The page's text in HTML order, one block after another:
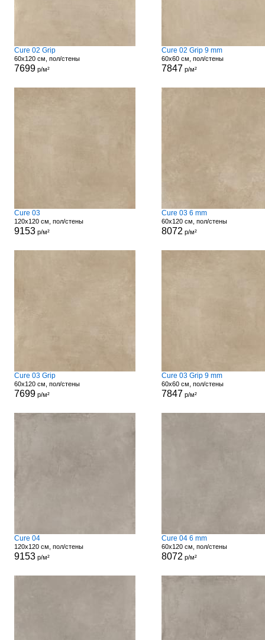
Cure 02 Grip
60x120 см, пол/стены
7699р/м²
Cure 02 Grip 9 mm
60x60 см, пол/стены
7847 р/м²
Cure 03
120x120 см, пол/стены
9153р/м²
Cure 03 6 mm
60x120 см, пол/стены
8072 р/м²
Cure 03 Grip
60x120 см, пол/стены
7699р/м²
Cure 03 Grip 9 mm
60x60 см, пол/стены
7847 р/м²
Cure 04
120x120 см, пол/стены
9153р/м²
Cure 04 6 mm
60x120 см, пол/стены
8072 р/м²